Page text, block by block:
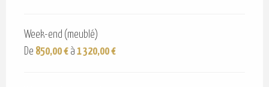
Week-end (meublé)
De 850,00 € à 1 320,00 €